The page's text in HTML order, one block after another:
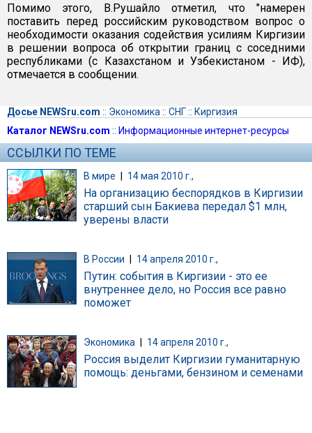
Помимо этого, В.Рушайло отметил, что "намерен
поставить перед российским руководством вопрос о
необходимости оказания содействия усилиям Киргизии
в решении вопроса об открытии границ с соседними
республиками (с Казахстаном и Узбекистаном - ИФ),
отмечается в сообщении.
Досье NEWSru.com :: Экономика :: СНГ:: Киргизия
Каталог NEWSru.com :: Информационные интернет-ресурсы
ССЫЛКИ ПО ТЕМЕ
В мире | 14 мая 2010 г.,
На организацию беспорядков в Киргизии
старший сын Бакиева передал $1 млн,
уверены власти
В России 14 апреля 2010 г.,
Путин: события в Киргизии - это ее
внутреннее дело, но Россия все равно
поможет
Экономика 14 апреля 2010 г.,
Россия выделит Киргизии гуманитарную
помощь: деньгами, бензином и семенами